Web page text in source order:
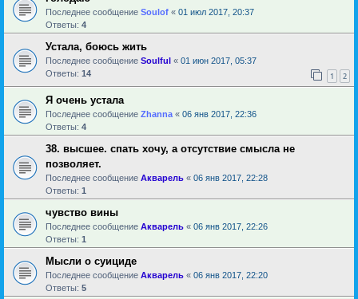
Последнее сообщение Soulof « 01 июл 2017, 20:37
Ответы: 4
Устала, боюсь жить
Последнее сообщение Soulful « 01 июн 2017, 05:37
Ответы: 14 1 2
Я очень устала
Последнее сообщение Zhanna « 06 янв 2017, 22:36
Ответы: 4
38. высшее. спать хочу, а отсутствие смысла не
позволяет.
Последнее сообщение Акварель « 06 янв 2017, 22:28
Ответы: 1
чувство вины
Последнее сообщение Акварель « 06 янв 2017, 22:26
Ответы: 1
Мысли о суициде
Последнее сообщение Акварель « 06 янв 2017, 22:20
Ответы: 5